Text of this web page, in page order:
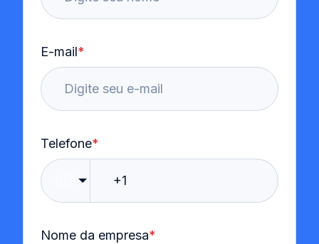
E-mail*
Telefone*
Nome da empresa*